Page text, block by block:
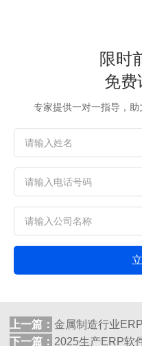
限时
免费
专家提供一对一指导，
上一篇： 金属制造行业
下一篇： 2025生产ERP软